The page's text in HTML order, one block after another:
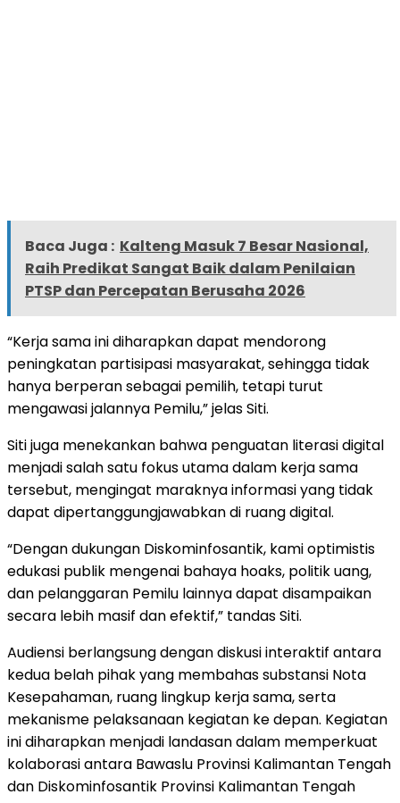
Baca Juga : Kalteng Masuk 7 Besar Nasional,
Raih Predikat Sangat Baik dalam Penilaian
PTSP dan Percepatan Berusaha 2026
“Kerja sama ini diharapkan dapat mendorong
peningkatan partisipasi masyarakat, sehingga tidak
hanya berperan sebagai pemilih, tetapi turut
mengawasi jalannya Pemilu,” jelas Siti.
Siti juga menekankan bahwa penguatan literasi digital
menjadi salah satu fokus utama dalam kerja sama
tersebut, mengingat maraknya informasi yang tidak
dapat dipertanggungjawabkan di ruang digital.
“Dengan dukungan Diskominfosantik, kami optimistis
edukasi publik mengenai bahaya hoaks, politik uang,
dan pelanggaran Pemilu lainnya dapat disampaikan
secara lebih masif dan efektif,” tandas Siti.
Audiensi berlangsung dengan diskusi interaktif antara
kedua belah pihak yang membahas substansi Nota
Kesepahaman, ruang lingkup kerja sama, serta
mekanisme pelaksanaan kegiatan ke depan. Kegiatan
ini diharapkan menjadi landasan dalam memperkuat
kolaborasi antara Bawaslu Provinsi Kalimantan Tengah
dan Diskominfosantik Provinsi Kalimantan Tengah